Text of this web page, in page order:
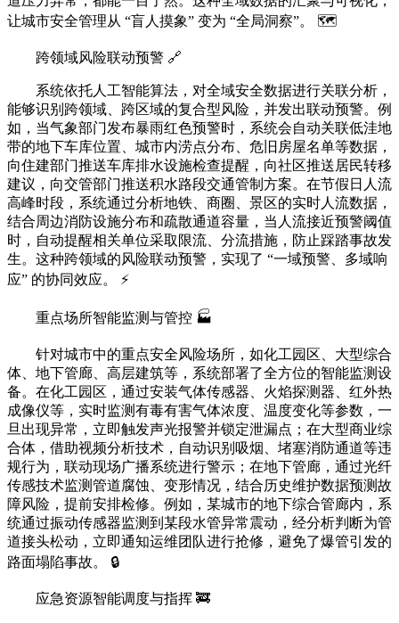
让城市安全管理从 “盲人摸象” 变为 “全局洞察”。 🗺️
跨领域风险联动预警 🔗
系统依托人工智能算法，对全域安全数据进行关联分析，
能够识别跨领域、跨区域的复合型风险，并发出联动预警。例
如，当气象部门发布暴雨红色预警时，系统会自动关联低洼地
带的地下车库位置、城市内涝点分布、危旧房屋名单等数据，
向住建部门推送车库排水设施检查提醒，向社区推送居民转移
建议，向交管部门推送积水路段交通管制方案。在节假日人流
高峰时段，系统通过分析地铁、商圈、景区的实时人流数据，
结合周边消防设施分布和疏散通道容量，当人流接近预警阈值
时，自动提醒相关单位采取限流、分流措施，防止踩踏事故发
生。这种跨领域的风险联动预警，实现了 “一域预警、多域响
应” 的协同效应。 ⚡
重点场所智能监测与管控 🏭
针对城市中的重点安全风险场所，如化工园区、大型综合
体、地下管廊、高层建筑等，系统部署了全方位的智能监测设
备。在化工园区，通过安装气体传感器、火焰探测器、红外热
成像仪等，实时监测有毒有害气体浓度、温度变化等参数，一
旦出现异常，立即触发声光报警并锁定泄漏点；在大型商业综
合体，借助视频分析技术，自动识别吸烟、堵塞消防通道等违
规行为，联动现场广播系统进行警示；在地下管廊，通过光纤
传感技术监测管道腐蚀、变形情况，结合历史维护数据预测故
障风险，提前安排检修。例如，某城市的地下综合管廊内，系
统通过振动传感器监测到某段水管异常震动，经分析判断为管
道接头松动，立即通知运维团队进行抢修，避免了爆管引发的
路面塌陷事故。 🔒
应急资源智能调度与指挥 🚒